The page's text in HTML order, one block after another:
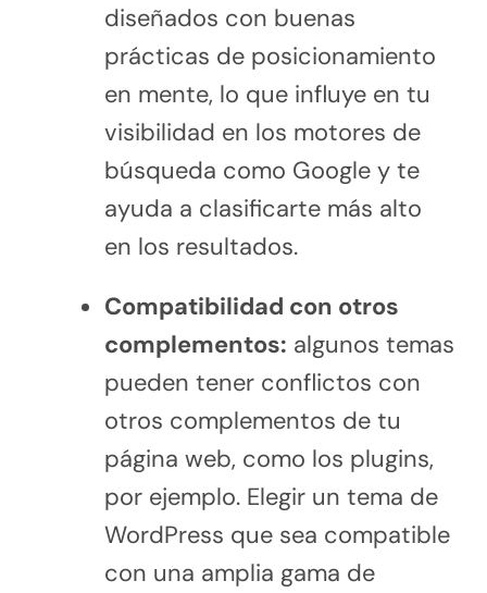
diseñados con buenas
prácticas de posicionamiento
en mente, lo que influye en tu
visibilidad en los motores de
búsqueda como Google y te
ayuda a clasificarte más alto
en los resultados.
Compatibilidad con otros
complementos: algunos temas
pueden tener conflictos con
otros complementos de tu
página web, como los plugins,
por ejemplo. Elegir un tema de
WordPress que sea compatible
con una amplia gama de